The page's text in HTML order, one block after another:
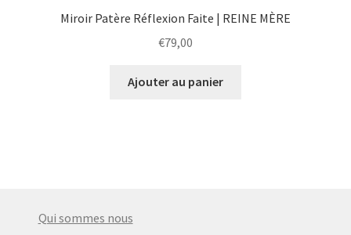
Miroir Patère Réflexion Faite | REINE MÈRE
€79,00
Ajouter au panier
Qui sommes nous